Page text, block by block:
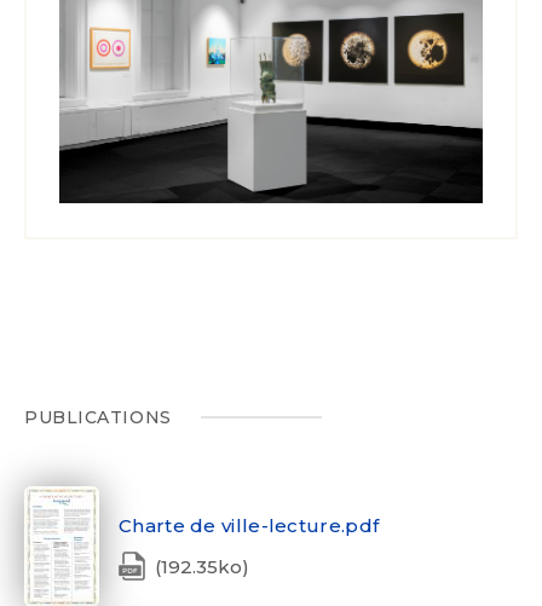
PUBLICATIONS
Charte de ville-lecture.pdf
(192.35ko)